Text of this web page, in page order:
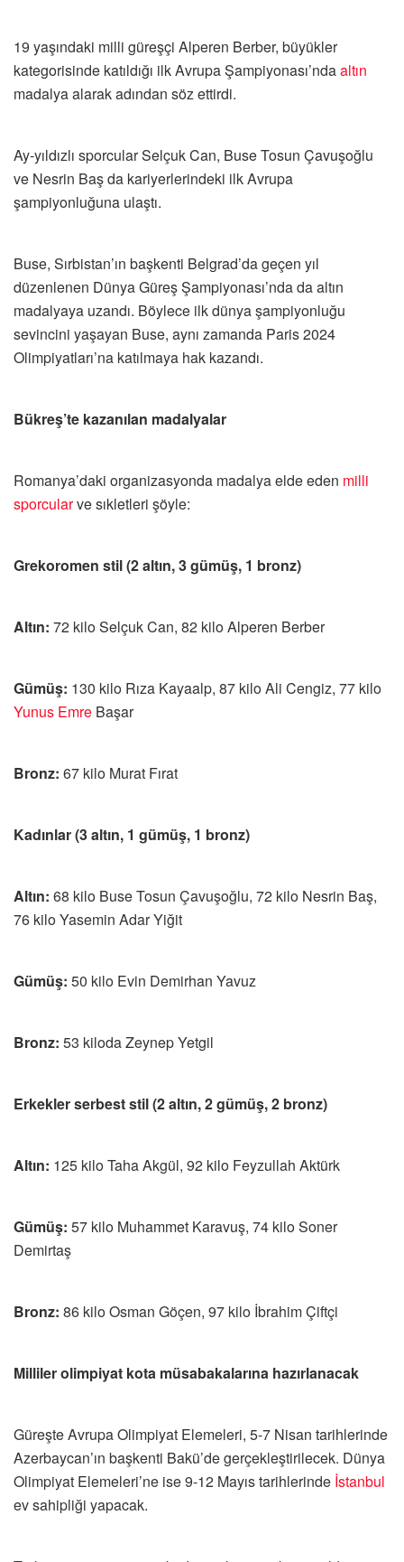
19 yaşındaki milli güreşçi Alperen Berber, büyükler
kategorisinde katıldığı ilk Avrupa Şampiyonası’ndaaltın
madalya alarak adından söz ettirdi.
Ay-yıldızlı sporcular Selçuk Can, Buse Tosun Çavuşoğlu
ve Nesrin Baş da kariyerlerindeki ilk Avrupa
şampiyonluğuna ulaştı.
Buse, Sırbistan’ın başkenti Belgrad’da geçen yıl
düzenlenen Dünya Güreş Şampiyonası’nda da altın
madalyaya uzandı. Böylece ilk dünya şampiyonluğu
sevincini yaşayan Buse, aynı zamanda Paris 2024
Olimpiyatları’na katılmaya hak kazandı.
Bükreş’te kazanılan madalyalar
Romanya’daki organizasyonda madalya elde eden milli
sporcularve sıkletleri şöyle:
Grekoromen stil (2 altın, 3 gümüş, 1 bronz)
Altın: 72 kilo Selçuk Can, 82 kilo Alperen Berber
Gümüş: 130 kilo Rıza Kayaalp, 87 kilo Ali Cengiz, 77 kilo
Yunus Emre Başar
Bronz: 67 kilo Murat Fırat
Kadınlar (3 altın, 1 gümüş, 1 bronz)
Altın: 68 kilo Buse Tosun Çavuşoğlu, 72 kilo Nesrin Baş,
76 kilo Yasemin Adar Yiğit
Gümüş: 50 kilo Evin Demirhan Yavuz
Bronz: 53 kiloda Zeynep Yetgil
Erkekler serbest stil (2 altın, 2 gümüş, 2 bronz)
Altın: 125 kilo Taha Akgül, 92 kilo Feyzullah Aktürk
Gümüş: 57 kilo Muhammet Karavuş, 74 kilo Soner
Demirtaş
Bronz: 86 kilo Osman Göçen, 97 kilo İbrahim Çiftçi
Milliler olimpiyat kota müsabakalarına hazırlanacak
Güreşte Avrupa Olimpiyat Elemeleri, 5-7 Nisan tarihlerinde
Azerbaycan’ın başkenti Bakü’de gerçekleştirilecek. Dünya
Olimpiyat Elemeleri’ne ise 9-12 Mayıs tarihlerinde İstanbul
ev sahipliği yapacak.